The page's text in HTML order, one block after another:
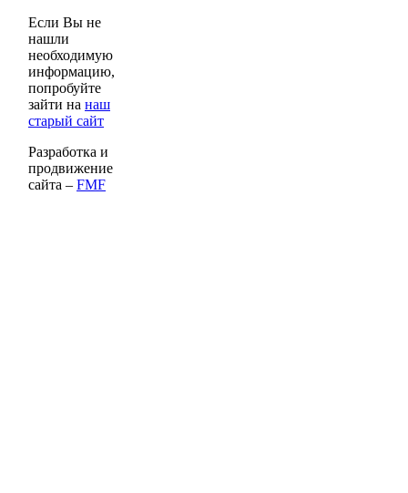
Если Вы не
нашли
необходимую
информацию,
попробуйте
зайти на наш
старый сайт
Разработка и
продвижение
сайта – FMF